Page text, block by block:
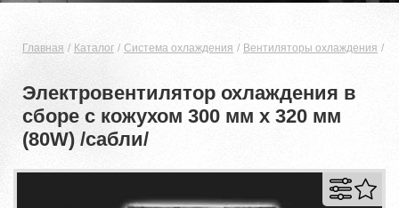
Главная Каталог Система охлаждения Вентиляторы охлаждения
Электровентилятор охлаждения в
сборе с кожухом 300 мм х 320 мм
(80W) /сабли/